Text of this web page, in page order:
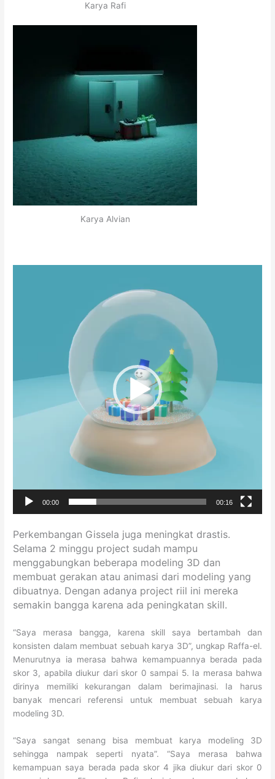
Karya Rafi
Karya Alvian
00:00 00:16
Perkembangan Gissela juga meningkat drastis.
Selama 2 minggu project sudah mampu
menggabungkan beberapa modeling 3D dan
membuat gerakan atau animasi dari modeling yang
dibuatnya. Dengan adanya project riil ini mereka
semakin bangga karena ada peningkatan skill.
“Saya merasa bangga, karena skill saya bertambah dan
konsisten dalam membuat sebuah karya 3D”, ungkap Raffa-el.
Menurutnya ia merasa bahwa kemampuannya berada pada
skor 3, apabila diukur dari skor 0 sampai 5. Ia merasa bahwa
dirinya memiliki kekurangan dalam berimajinasi. Ia harus
banyak mencari referensi untuk membuat sebuah karya
modeling 3D.
“Saya sangat senang bisa membuat karya modeling 3D
sehingga nampak seperti nyata”. “Saya merasa bahwa
kemampuan saya berada pada skor 4 jika diukur dari skor 0